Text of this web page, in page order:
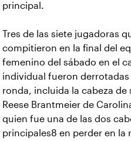
principal.
Tres de las siete jugadoras
compitieron en la final del
femenino del sábado en el
individual fueron derrotadas
ronda, incluida la cabeza de
Reese Brantmeier de
quien fue una de las dos
principales8 en perder en la